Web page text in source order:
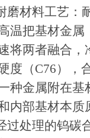
磨材料工艺
温把基材金属（
将两者融合
度（C76）
种金属附在基
内部基材本质
过处理的钨碳